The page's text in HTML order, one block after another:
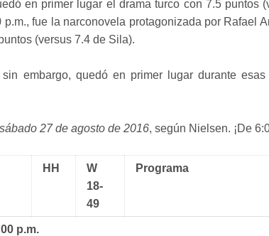
en primer lugar el drama turco con 7.5 puntos
p.m., fue la narconovela protagonizada por Rafael
(versus 7.4 de Sila).
sin embargo, quedó en primer lugar durante
sábado 27 de agosto de 2016, según Nielsen. ¡De
HH
W
18-
49
Programa
p.m.